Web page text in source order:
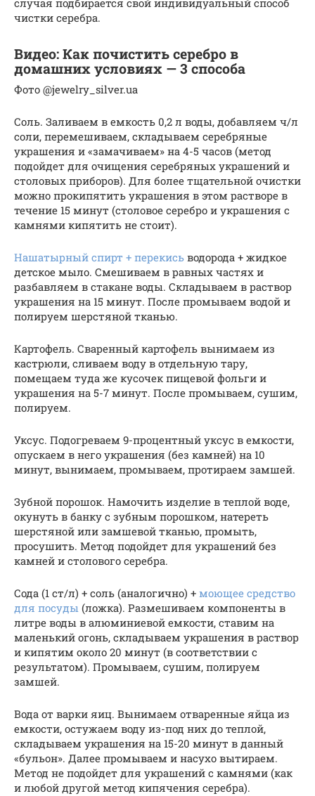
случая подбирается свой индивидуальный способ
чистки серебра.
Видео: Как почистить серебро в
домашних условиях — 3 способа
Фото @jewelry_silver.ua
Соль. Заливаем в емкость 0,2 л воды, добавляем ч/л
соли, перемешиваем, складываем серебряные
украшения и «замачиваем» на 4-5 часов (метод
подойдет для очищения серебряных украшений и
столовых приборов). Для более тщательной очистки
можно прокипятить украшения в этом растворе в
течение 15 минут (столовое серебро и украшения с
камнями кипятить не стоит).
Нашатырный спирт + перекись водорода + жидкое
детское мыло. Смешиваем в равных частях и
разбавляем в стакане воды. Складываем в раствор
украшения на 15 минут. После промываем водой и
полируем шерстяной тканью.
Картофель. Сваренный картофель вынимаем из
кастрюли, сливаем воду в отдельную тару,
помещаем туда же кусочек пищевой фольги и
украшения на 5-7 минут. После промываем, сушим,
полируем.
Уксус. Подогреваем 9-процентный уксус в емкости,
опускаем в него украшения (без камней) на 10
минут, вынимаем, промываем, протираем замшей.
Зубной порошок. Намочить изделие в теплой воде,
окунуть в банку с зубным порошком, натереть
шерстяной или замшевой тканью, промыть,
просушить. Метод подойдет для украшений без
камней и столового серебра.
Сода (1 ст/л) + соль (аналогично) + моющее средство
для посуды (ложка). Размешиваем компоненты в
литре воды в алюминиевой емкости, ставим на
маленький огонь, складываем украшения в раствор
и кипятим около 20 минут (в соответствии с
результатом). Промываем, сушим, полируем
замшей.
Вода от варки яиц. Вынимаем отваренные яйца из
емкости, остужаем воду из-под них до теплой,
складываем украшения на 15-20 минут в данный
«бульон». Далее промываем и насухо вытираем.
Метод не подойдет для украшений с камнями (как
и любой другой метод кипячения серебра).